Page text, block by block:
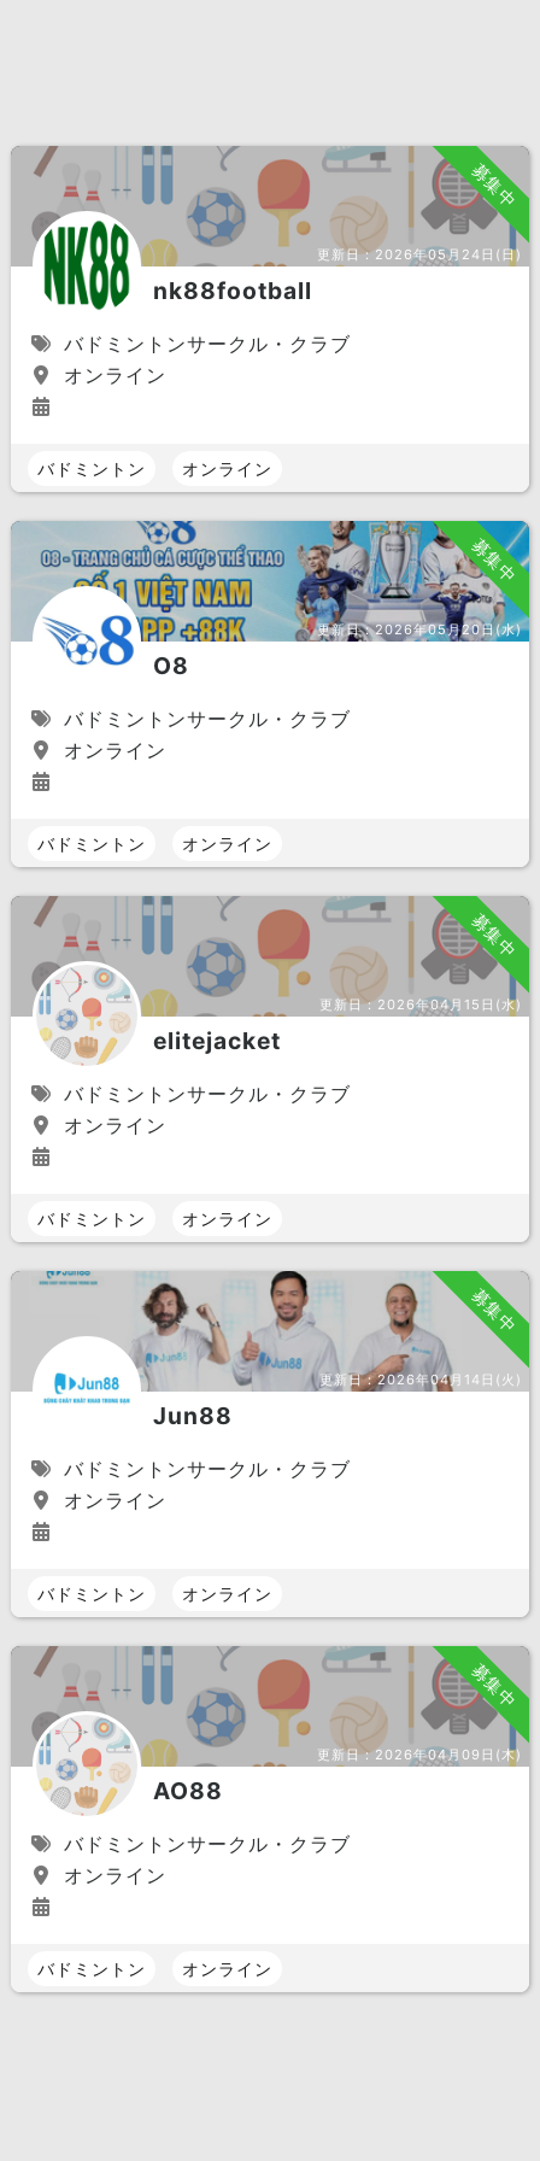
募集中
更新日：2026年05月24日(日)
nk88football
バドミントンサークル・クラブ
オンライン
バドミントン オンライン
募集中
更新日：2026年05月20日(水)
O8
バドミントンサークル・クラブ
オンライン
バドミントン オンライン
募集中
更新日： 2026年04月15日(水)
elitejacket
バドミントンサークル・クラブ
オンライン
バドミントン オンライン
募集中
更新日：2026年04月14日(火)
Jun88
バドミントンサークル・クラブ
オンライン
バドミントン オンライン
募集中
更新日：2026年04月09日(木)
AO88
バドミントンサークル・クラブ
オンライン
バドミントン オンライン